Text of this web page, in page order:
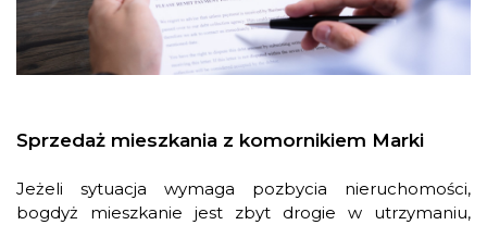
Sprzedaż mieszkania z komornikiem Marki
Jeżeli sytuacja wymaga pozbycia nieruchomości,
bogdyż mieszkanie jest zbyt drogie w utrzymaniu,